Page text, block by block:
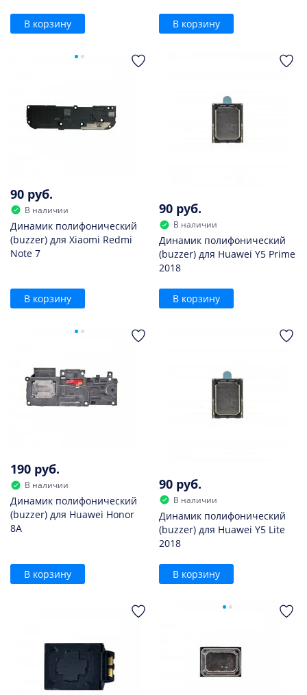
В корзину В корзину
90 руб.
В наличии
Динамик полифонический
(buzzer) для Xiaomi Redmi
Note 7
В корзину
90 руб.
В наличии
Динамик полифонический
(buzzer) для Huawei Y5 Prime
2018
В корзину
190 руб.
В наличии
Динамик полифонический
(buzzer) для Huawei Honor
8A
В корзину
90 руб.
В наличии
Динамик полифонический
(buzzer) для Huawei Y5 Lite
2018
В корзину